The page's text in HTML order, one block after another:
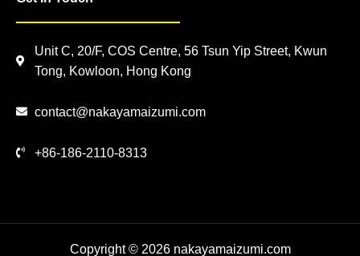
Unit C, 20/F, COS Centre, 56 Tsun Yip Street, Kwun
Tong, Kowloon, Hong Kong
contact@nakayamaizumi.com
+86-186-2110-8313
Copyright © 2026 nakayamaizumi.com